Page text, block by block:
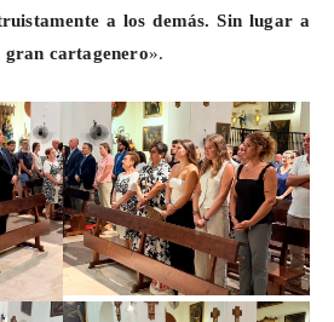
a los demás. Sin lugar a
gran cartagenero».